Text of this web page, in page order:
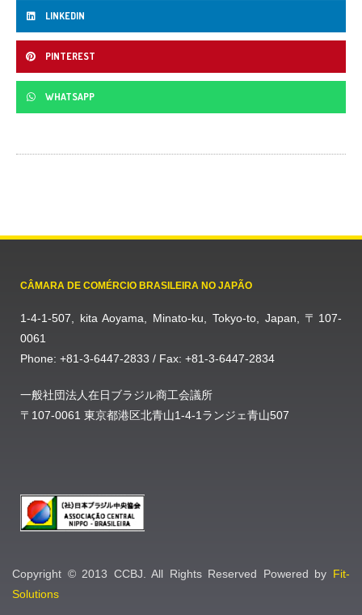
LINKEDIN
PINTEREST
WHATSAPP
CÂMARA DE COMÉRCIO BRASILEIRA NO JAPÃO
1-4-1-507, kita Aoyama, Minato-ku, Tokyo-to, Japan, 〒107-
0061
Phone: +81-3-6447-2833 / Fax: +81-3-6447-2834
一般社団法人在日ブラジル商工会議所
〒107-0061 東京都港区北青山1-4-1ランジェ青山507
Copyright © 2013 CCBJ. All Rights Reserved Powered by Fit-
Solutions